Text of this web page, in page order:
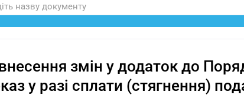
змін у додаток до
у разі сплати (стягнення)